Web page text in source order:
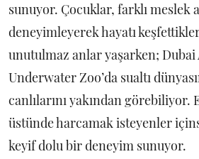
sunuyor. Çocuklar, farklı meslek
deneyimleyerek hayatı
unutulmaz anlar yaşarken;
Underwater Zoo’da sualtı
canlılarını yakından görebiliyor.
üstünde harcamak isteyenler
keyif dolu bir deneyim sunuyor.